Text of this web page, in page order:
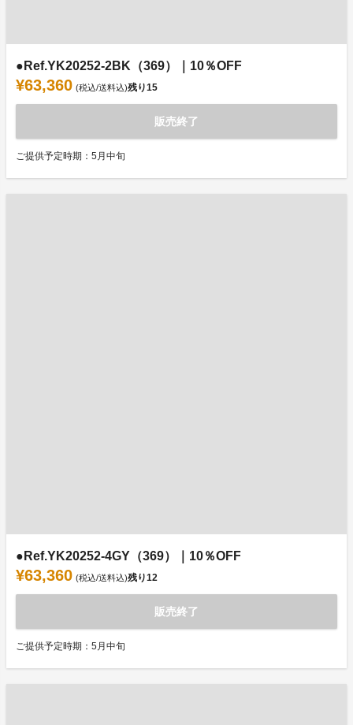
●Ref.YK20252-2BK（369）｜10％OFF
¥63,360 (税込/送料込)残り15
販売終了
ご提供予定時期：5月中旬
●Ref.YK20252-4GY（369）｜10％OFF
¥63,360 (税込/送料込)残り12
販売終了
ご提供予定時期：5月中旬